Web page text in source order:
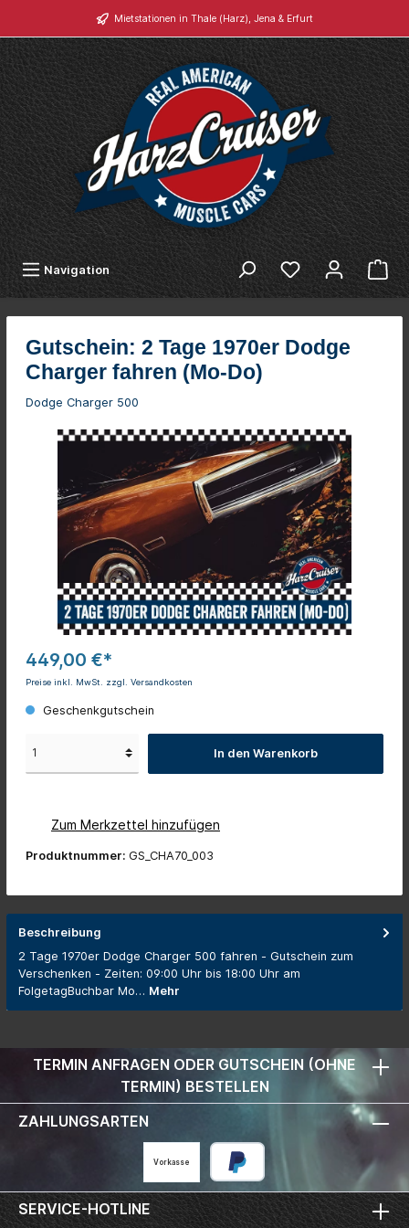
Mietstationen in Thale (Harz), Jena & Erfurt
Navigation
Gutschein: 2 Tage 1970er Dodge
Charger fahren (Mo-Do)
Dodge Charger 500
449,00 €*
Preise inkl. MwSt. zzgl. Versandkosten
Geschenkgutschein
In den Warenkorb
Zum Merkzettel hinzufügen
Produktnummer: GS_CHA70_003
Beschreibung
2 Tage 1970er Dodge Charger 500 fahren - Gutschein zum
Verschenken - Zeiten: 09:00 Uhr bis 18:00 Uhr am
FolgetagBuchbar Mo… Mehr
TERMIN ANFRAGEN ODER GUTSCHEIN (OHNE
TERMIN) BESTELLEN
ZAHLUNGSARTEN
Vorkasse
SERVICE-HOTLINE